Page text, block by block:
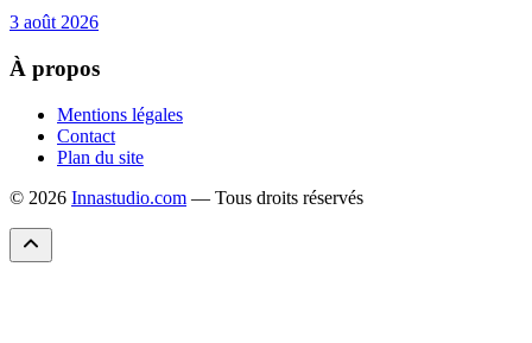
3 août 2026
À propos
Mentions légales
Contact
Plan du site
© 2026 Innastudio.com — Tous droits réservés